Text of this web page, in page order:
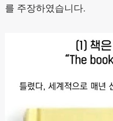
를 주장하였습니다.